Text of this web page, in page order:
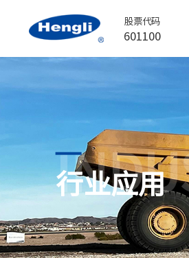
股票代码
601100
行业应用